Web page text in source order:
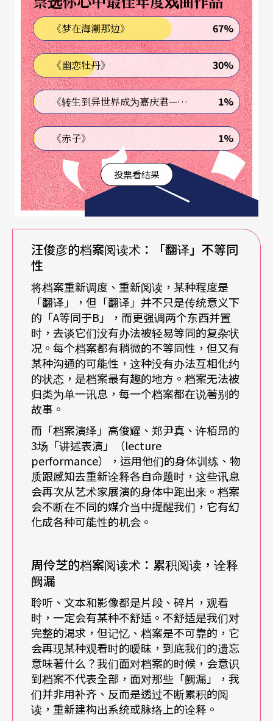
重要的材料，如果没有开启对历史、档案的重新认
识，就无法想像我们的未来还有什么其他选择。
周伶芝（以下简称周）
：去年底图书馆找我谈资料
库再开放与运用的策展可能时，我便提出以关键字
阅读和研究的文件展以及档案演绎的策展企划，到
俊彦邀请后，我再以对话35的概念去长出现在的架
构和论述方法。所以如何多重阅读始终都在这个策
展概念里。过去面对历史和档案都采编年史的方
式，可是，表演艺术的交汇层面非常复杂，只用编
年或类型去处理这些档案会蛮可惜，那么，我们有
没有可能以「档案」作为历史转折的通道或介面，
去重新思考？
每件作品形成的当下，都跟当时的脉络和美学渴求
有关，也影响了观看作品的方式。而当我们重新阅
读档案时，势必会读到当时情境不会阅读到的暗
面，甚至可能是重新回去批判的。这次策展就是建
立在这样的基础上，我们跟历史的关系，是透过当
时留下来的脉络，和重新阅读的过程所形成多重的
轨迹，让我们看到同一个档案可能有不同面向的相
互辩证。
「平行」是从班雅明的「星丛」设想的，可以是一
种关于共时性的反向思考。平行不会交汇，但如果
找到不同的阅读方式，看似没有关联、不会对话的
「重新问题化」或「关系」找到之后，会发现它们
可能就在同一时空的多重系统里，这就是副标「轨
迹与重影」的由来。档案并非死的，历史也从来未
完成，反而是因为「重新问题化」帮助我们理解承
接的脉络，以及继续创作的交界面可以怎样层叠。
《梦在海潮那边》 67%
《幽恋牡丹》 30%
《转生到异世界成为嘉庆君—发现我的祖先是诈骗集团!?》 1%
《赤子》 1%
投票看结果
汪俊彦的档案阅读术：「翻译」不等同
性
将档案重新调度、重新阅读，某种程度是
「翻译」，但「翻译」并不只是传统意义下
的「A等同于B」，而更强调两个东西并置
时，去谈它们没有办法被轻易等同的复杂状
况。每个档案都有稍微的不等同性，但又有
某种沟通的可能性，这种没有办法互相化约
的状态，是档案最有趣的地方。档案无法被
归类为单一讯息，每一个档案都在说著别的
故事。
而「档案演绎」高俊耀、郑尹真、许栢昂的
3场「讲述表演」（lecture
performance），运用他们的身体训练、物
质跟感知去重新诠释各自命题时，这些讯息
会再次从艺术家展演的身体中跑出来。档案
会不断在不同的媒介当中提醒我们，它有幻
化成各种可能性的机会。
周伶芝的档案阅读术：累积阅读，诠释
阙漏
聆听、文本和影像都是片段、碎片，观看
时，一定会有某种不舒适。不舒适是我们对
完整的渴求，但记忆、档案是不可靠的，它
会再现某种观看时的暧昧，到底我们的遗忘
意味著什么？我们面对档案的时候，会意识
到档案不代表全部，面对那些「阙漏」，我
们并非用补齐、反而是透过不断累积的阅
读，重新建构出系统或脉络上的诠释。